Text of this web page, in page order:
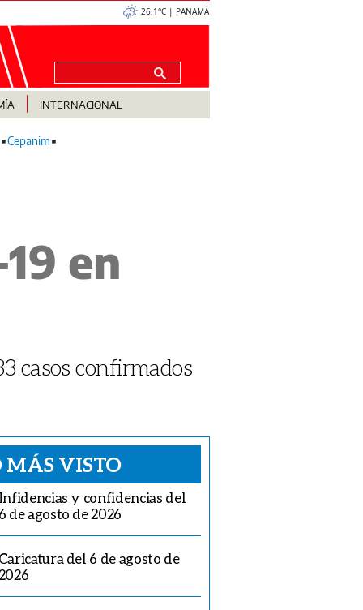
26.1°C | PANAMÁ
INTERNACIONAL
Cepanim
en
casos confirmados
MÁS VISTO
Infidencias y confidencias del
6 de agosto de 2026
Caricatura del 6 de agosto de